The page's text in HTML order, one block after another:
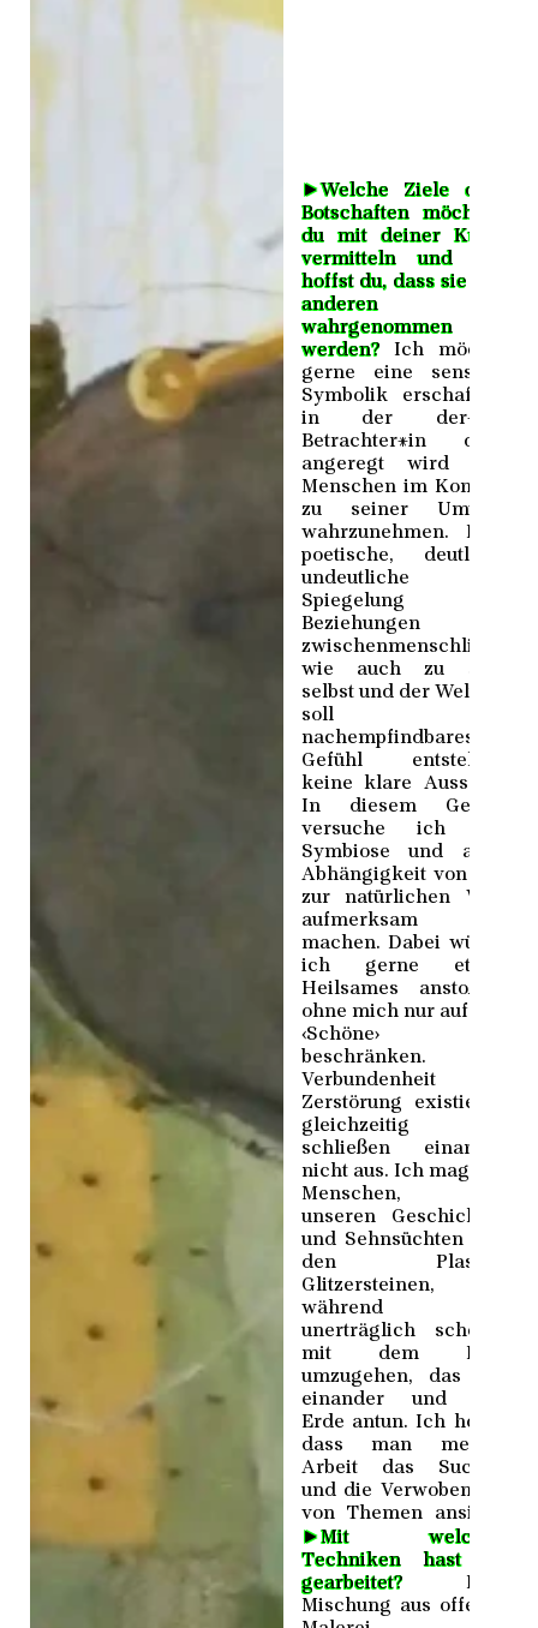
►Welche Ziele oder
Botschaften möchtest
du mit deiner Kunst
vermitteln und wie
hoffst du, dass sie von
anderen
wahrgenommen
werden? Ich möchte
gerne eine sensible
Symbolik erschaffen,
in der der*die
Betrachter*in dazu
angeregt wird den
Menschen im Kontext
zu seiner Umwelt
wahrzunehmen. Eine
poetische, deutlich-
undeutliche
Spiegelung von
Beziehungen –
zwischenmenschlich,
wie auch zu sich
selbst und der Welt. Es
soll ein
nachempfindbares
Gefühl entstehen,
keine klare Aussage.
In diesem Gefühl
versuche ich die
Symbiose und auch
Abhängigkeit von uns
zur natürlichen Welt
aufmerksam zu
machen. Dabei würde
ich gerne etwas
Heilsames anstoßen,
ohne mich nur auf das
‹Schöne› zu
beschränken.
Verbundenheit und
Zerstörung existieren
gleichzeitig und
schließen einander
nicht aus. Ich mag uns
Menschen, mit
unseren Geschichten
und Sehnsüchten und
den Plastik-
Glitzersteinen,
während es
unerträglich scheint,
mit dem Leid
umzugehen, das wir
einander und der
Erde antun. Ich hoffe,
dass man meiner
Arbeit das Suchen
und die Verwobenheit
von Themen ansieht.
►Mit welchen
Techniken hast du
gearbeitet? Eine
Mischung aus offener